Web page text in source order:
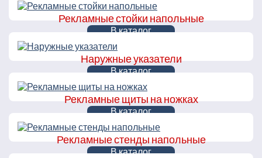
Рекламные стойки напольные
В каталог
Наружные указатели
В каталог
Рекламные щиты на ножках
В каталог
Рекламные стенды напольные
В каталог